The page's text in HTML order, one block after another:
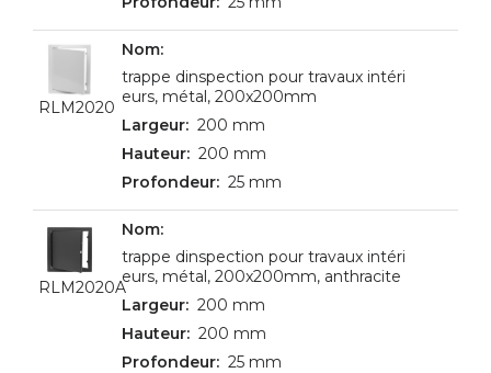
RLM2020
trappe dinspection pour travaux intéri
eurs, métal, 200x200mm
200 mm
200 mm
25 mm
RLM2020A
trappe dinspection pour travaux intéri
eurs, métal, 200x200mm, anthracite
200 mm
200 mm
25 mm